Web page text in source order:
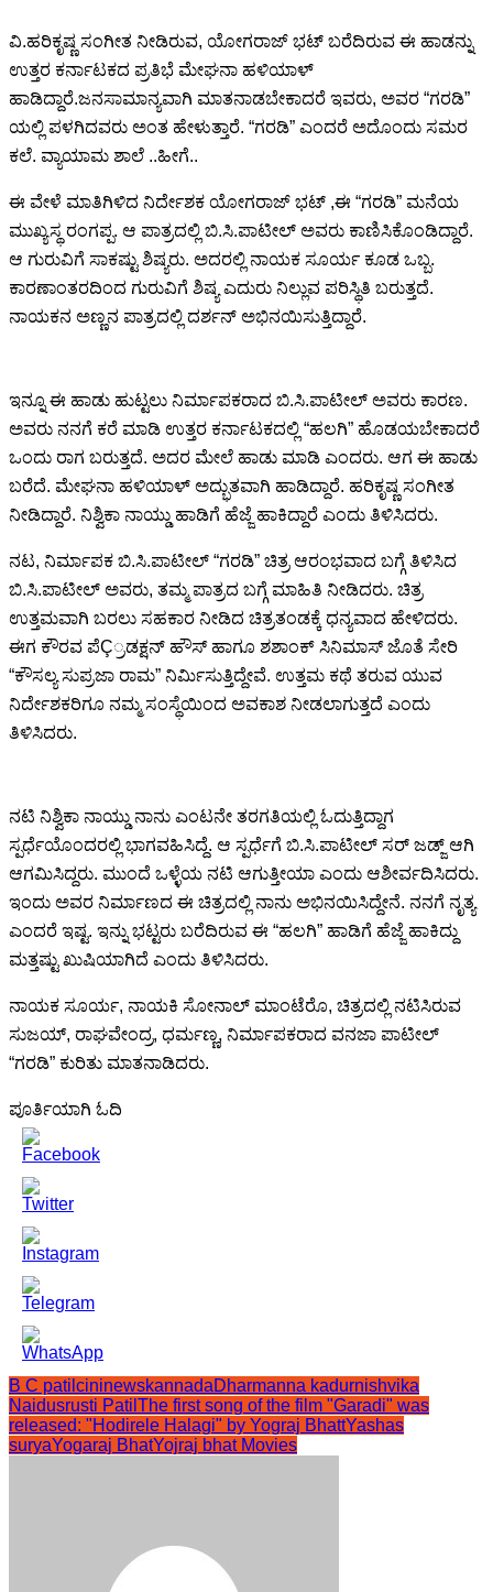
ವಿ.ಹರಿಕೃಷ್ಣ ಸಂಗೀತ ನೀಡಿರುವ, ಯೋಗರಾಜ್ ಭಟ್ ಬರೆದಿರುವ ಈ ಹಾಡನ್ನು
ಉತ್ತರ ಕರ್ನಾಟಕದ ಪ್ರತಿಭೆ ಮೇಘನಾ ಹಳಿಯಾಳ್
ಹಾಡಿದ್ದಾರೆ.ಜನಸಾಮಾನ್ಯವಾಗಿ ಮಾತನಾಡಬೇಕಾದರೆ ಇವರು, ಅವರ “ಗರಡಿ”
ಯಲ್ಲಿ ಪಳಗಿದವರು ಅಂತ ಹೇಳುತ್ತಾರೆ. “ಗರಡಿ” ಎಂದರೆ ಅದೊಂದು ಸಮರ
ಕಲೆ. ವ್ಯಾಯಾಮ ಶಾಲೆ ..ಹೀಗೆ..
ಈ ವೇಳೆ ಮಾತಿಗಿಳಿದ ನಿರ್ದೇಶಕ ಯೋಗರಾಜ್ ಭಟ್ ,ಈ “ಗರಡಿ” ಮನೆಯ
ಮುಖ್ಯಸ್ಥ ರಂಗಪ್ಪ. ಆ ಪಾತ್ರದಲ್ಲಿ ಬಿ.ಸಿ.ಪಾಟೀಲ್ ಅವರು ಕಾಣಿಸಿಕೊಂಡಿದ್ದಾರೆ.
ಆ ಗುರುವಿಗೆ ಸಾಕಷ್ಟು ಶಿಷ್ಯರು. ಅದರಲ್ಲಿ ನಾಯಕ ಸೂರ್ಯ ಕೂಡ ಒಬ್ಬ.
ಕಾರಣಾಂತರದಿಂದ ಗುರುವಿಗೆ ಶಿಷ್ಯ ಎದುರು ನಿಲ್ಲುವ ಪರಿಸ್ಥಿತಿ ಬರುತ್ತದೆ.
ನಾಯಕನ ಅಣ್ಣನ ಪಾತ್ರದಲ್ಲಿ ದರ್ಶನ್ ಅಭಿನಯಿಸುತ್ತಿದ್ದಾರೆ.
ಇನ್ನೂ ಈ ಹಾಡು ಹುಟ್ಟಲು ನಿರ್ಮಾಪಕರಾದ ಬಿ.ಸಿ.ಪಾಟೀಲ್ ಅವರು ಕಾರಣ.
ಅವರು ನನಗೆ ಕರೆ ಮಾಡಿ ಉತ್ತರ ಕರ್ನಾಟಕದಲ್ಲಿ “ಹಲಗಿ” ಹೊಡಯಬೇಕಾದರೆ
ಒಂದು ರಾಗ ಬರುತ್ತದೆ. ಅದರ ಮೇಲೆ ಹಾಡು ಮಾಡಿ ಎಂದರು. ಆಗ ಈ ಹಾಡು
ಬರೆದೆ. ಮೇಘನಾ ಹಳಿಯಾಳ್ ಅದ್ಭುತವಾಗಿ ಹಾಡಿದ್ದಾರೆ. ಹರಿಕೃಷ್ಣ ಸಂಗೀತ
ನೀಡಿದ್ದಾರೆ. ನಿಶ್ವಿಕಾ ನಾಯ್ಡು ಹಾಡಿಗೆ ಹೆಜ್ಜೆ ಹಾಕಿದ್ದಾರೆ ಎಂದು ತಿಳಿಸಿದರು.
ನಟ, ನಿರ್ಮಾಪಕ ಬಿ.ಸಿ.ಪಾಟೀಲ್ “ಗರಡಿ” ಚಿತ್ರ ಆರಂಭವಾದ ಬಗ್ಗೆ ತಿಳಿಸಿದ
ಬಿ.ಸಿ.ಪಾಟೀಲ್ ಅವರು, ತಮ್ಮ ಪಾತ್ರದ ಬಗ್ಗೆ ಮಾಹಿತಿ ನೀಡಿದರು. ಚಿತ್ರ
ಉತ್ತಮವಾಗಿ ಬರಲು ಸಹಕಾರ ನೀಡಿದ ಚಿತ್ರತಂಡಕ್ಕೆ ಧನ್ಯವಾದ ಹೇಳಿದರು.
ಈಗ ಕೌರವ ಪೆÇ್ರಡಕ್ಷನ್ ಹೌಸ್ ಹಾಗೂ ಶಶಾಂಕ್ ಸಿನಿಮಾಸ್ ಜೊತೆ ಸೇರಿ
“ಕೌಸಲ್ಯ ಸುಪ್ರಜಾ ರಾಮ” ನಿರ್ಮಿಸುತ್ತಿದ್ದೇವೆ. ಉತ್ತಮ ಕಥೆ ತರುವ ಯುವ
ನಿರ್ದೇಶಕರಿಗೂ ನಮ್ಮ ಸಂಸ್ಥೆಯಿಂದ ಅವಕಾಶ ನೀಡಲಾಗುತ್ತದೆ ಎಂದು
ತಿಳಿಸಿದರು.
ನಟಿ ನಿಶ್ವಿಕಾ ನಾಯ್ಡು ನಾನು ಎಂಟನೇ ತರಗತಿಯಲ್ಲಿ ಓದುತ್ತಿದ್ದಾಗ
ಸ್ಪರ್ಧೆಯೊಂದರಲ್ಲಿ ಭಾಗವಹಿಸಿದ್ದೆ. ಆ ಸ್ಪರ್ಧೆಗೆ ಬಿ.ಸಿ.ಪಾಟೀಲ್ ಸರ್ ಜಡ್ಜ್ ಆಗಿ
ಆಗಮಿಸಿದ್ದರು. ಮುಂದೆ ಒಳ್ಳೆಯ ನಟಿ ಆಗುತ್ತೀಯಾ ಎಂದು ಆಶೀರ್ವದಿಸಿದರು.
ಇಂದು ಅವರ ನಿರ್ಮಾಣದ ಈ ಚಿತ್ರದಲ್ಲಿ ನಾನು ಅಭಿನಯಿಸಿದ್ದೇನೆ. ನನಗೆ ನೃತ್ಯ
ಎಂದರೆ ಇಷ್ಟ. ಇನ್ನು ಭಟ್ಟರು ಬರೆದಿರುವ ಈ “ಹಲಗಿ” ಹಾಡಿಗೆ ಹೆಜ್ಜೆ ಹಾಕಿದ್ದು
ಮತ್ತಷ್ಟು ಖುಷಿಯಾಗಿದೆ ಎಂದು ತಿಳಿಸಿದರು.
ನಾಯಕ ಸೂರ್ಯ, ನಾಯಕಿ ಸೋನಾಲ್ ಮಾಂಟೆರೊ, ಚಿತ್ರದಲ್ಲಿ ನಟಿಸಿರುವ
ಸುಜಯ್, ರಾಘವೇಂದ್ರ, ಧರ್ಮಣ್ಣ, ನಿರ್ಮಾಪಕರಾದ ವನಜಾ ಪಾಟೀಲ್
“ಗರಡಿ” ಕುರಿತು ಮಾತನಾಡಿದರು.
ಪೂರ್ತಿಯಾಗಿ ಓದಿ
B C patil cininewskannadaDharmanna kadurnishvika
Naidusrusti Patil The first song of the film "Garadi" was
released: "Hodirele Halagi" by Yograj BhattYashas
suryaYogaraj BhatYojraj bhat Movies